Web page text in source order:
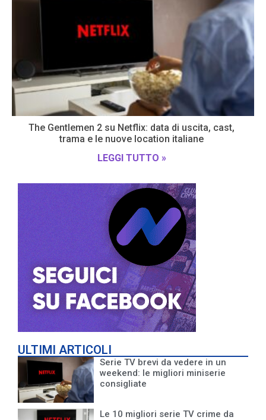
The Gentlemen 2 su Netflix: data di uscita, cast,
trama e le nuove location italiane
LEGGI TUTTO »
ULTIMI ARTICOLI
Serie TV brevi da vedere in un
weekend: le migliori miniserie
consigliate
Le 10 migliori serie TV crime da